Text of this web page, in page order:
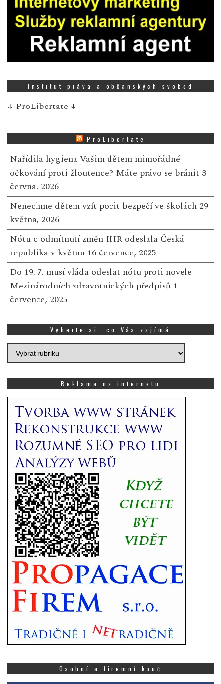
Institut práva a občanských svobod
↓ ProLibertate ↓
ProLibertate
Nařídila hygiena Vašim dětem mimořádné
očkování proti žloutence? Máte právo se bránit 3
června, 2026
Nenechme dětem vzít pocit bezpečí ve školách 29
května, 2026
Nótu o odmítnutí změn IHR odeslala Česká
republika v květnu 16 července, 2025
Do 19. 7. musí vláda odeslat nótu proti novele
Mezinárodních zdravotnických předpisů 1
července, 2025
Vyberte si, co Vás zajímá
Vyberte
si,
zajímá
Reklama na internetu
Osobní a firemní kouč